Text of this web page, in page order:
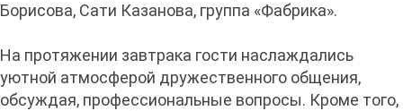
Борисова, Сати Казанова, группа «Фабрика».
На протяжении завтрака гости наслаждались
уютной атмосферой дружественного общения,
обсуждая, профессиональные вопросы. Кроме того,